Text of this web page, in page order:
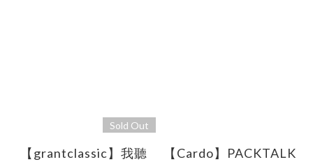
Sold Out
【grantclassic】我聽
【Cardo】PACKTALK